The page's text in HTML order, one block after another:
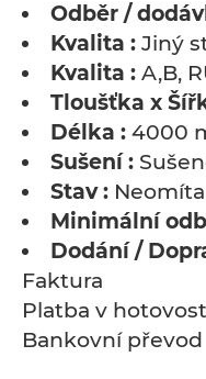
Odběr /
Kvalita : Jiný
Kvalita : A,B,
Tloušťka x
Délka : 4000
Sušení :
Stav :
Minimální
Dodání /
Faktura
Platba v
Bankovní převod